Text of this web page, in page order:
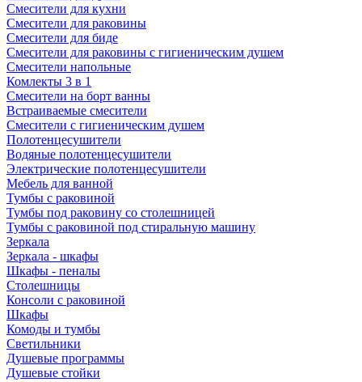
Смесители для кухни
Смесители для раковины
Смесители для биде
Смесители для раковины с гигиеническим душем
Смесители напольные
Комлекты 3 в 1
Смесители на борт ванны
Встраиваемые смесители
Смесители с гигиеническим душем
Полотенцесушители
Водяные полотенцесушители
Электрические полотенцесушители
Мебель для ванной
Тумбы с раковиной
Тумбы под раковину со столешницей
Тумбы с раковиной под стиральную машину
Зеркала
Зеркала - шкафы
Шкафы - пеналы
Столешницы
Консоли с раковиной
Шкафы
Комоды и тумбы
Светильники
Душевые программы
Душевые стойки